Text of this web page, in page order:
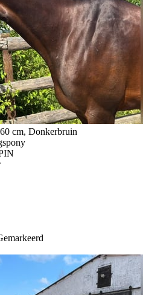
cm, Donkerbruin